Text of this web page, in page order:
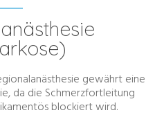
gewährt eine
da die Schmerzfortleitung
blockiert wird.